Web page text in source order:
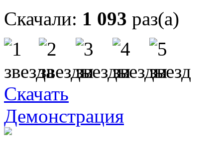
Скачали: 1 093 раз(а)
Скачать
Демонстрация